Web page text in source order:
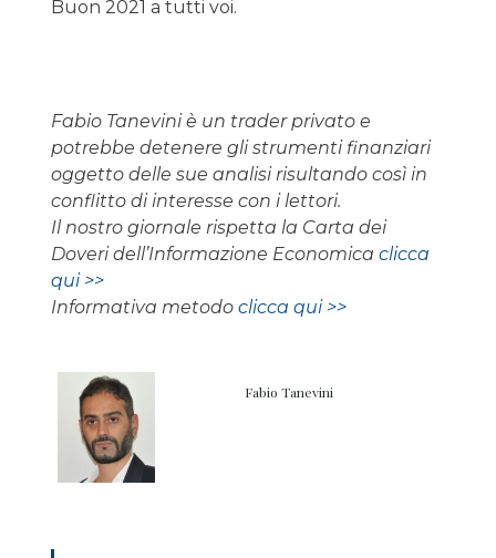
Buon 2021 a tutti voi.
Fabio Tanevini è un trader privato e
potrebbe detenere gli strumenti finanziari
oggetto delle sue analisi risultando così in
conflitto di interesse con i lettori.
Il nostro giornale rispetta la Carta dei
Doveri dell’Informazione Economica clicca
qui >>
Informativa metodo clicca qui >>
Fabio Tanevini